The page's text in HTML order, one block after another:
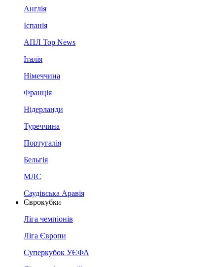
Англія
Іспанія
АПЛ Top News
Італія
Німеччина
Франція
Нідерланди
Туреччина
Португалія
Бельгія
МЛС
Саудівська Аравія
Єврокубки
Ліга чемпіонів
Ліга Європи
Суперкубок УЄФА